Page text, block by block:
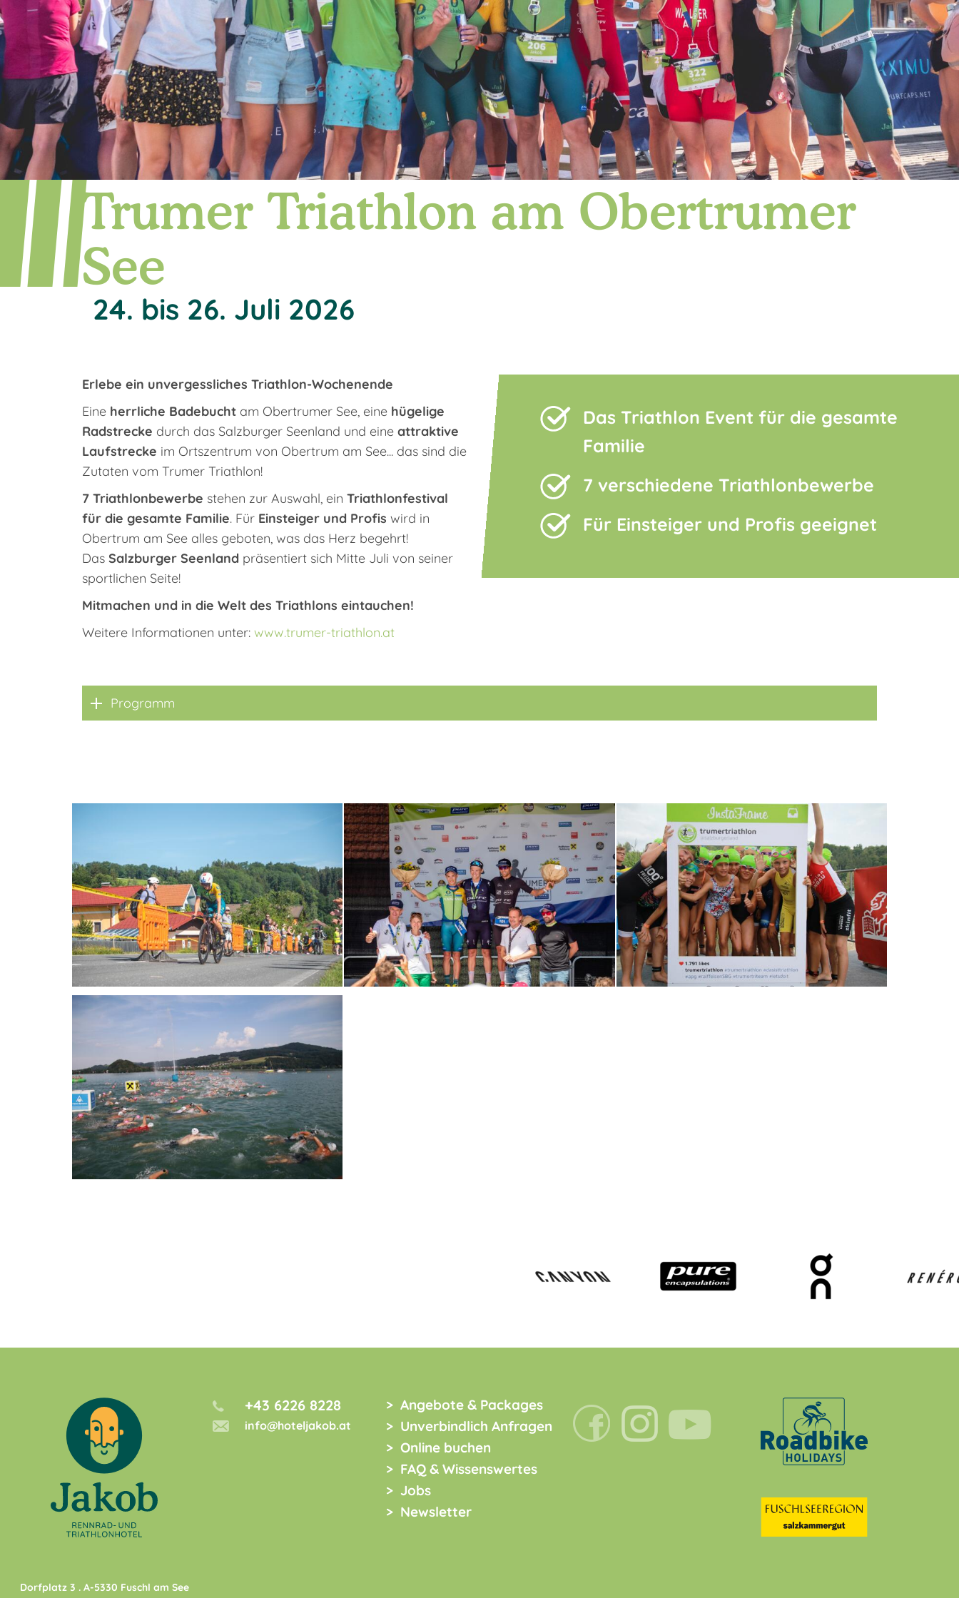
Trumer Triathlon am Obertrumer
See
24. bis 26. Juli 2026
Erlebe ein unvergessliches Triathlon-Wochenende
Eine herrliche Badebucht am Obertrumer See, eine hügelige
Radstrecke durch das Salzburger Seenland und eine attraktive
Laufstrecke im Ortszentrum von Obertrum am See... das sind die
Zutaten vom Trumer Triathlon!
7 Triathlonbewerbe stehen zur Auswahl, ein Triathlonfestival
für die gesamte Familie. Für Einsteiger und Profis wird in
Obertrum am See alles geboten, was das Herz begehrt!
Das Salzburger Seenland präsentiert sich Mitte Juli von seiner
sportlichen Seite!
Mitmachen und in die Welt des Triathlons eintauchen!
Weitere Informationen unter: www.trumer-triathlon.at
Das Triathlon Event für die gesamte
Familie
7 verschiedene Triathlonbewerbe
Für Einsteiger und Profis geeignet
Programm
Dorfplatz 3 . A-5330 Fuschl am See
+43 6226 8228
info@hoteljakob.at
Angebote & Packages
Unverbindlich Anfragen
Online buchen
FAQ & Wissenswertes
Jobs
Newsletter